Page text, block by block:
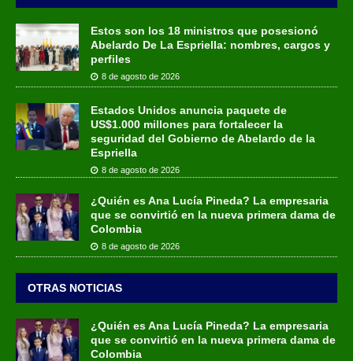
Estos son los 18 ministros que posesionó
Abelardo De La Espriella: nombres, cargos y
perfiles
8 de agosto de 2026
Estados Unidos anuncia paquete de
US$1.000 millones para fortalecer la
seguridad del Gobierno de Abelardo de la
Espriella
8 de agosto de 2026
¿Quién es Ana Lucía Pineda? La empresaria
que se convirtió en la nueva primera dama de
Colombia
8 de agosto de 2026
OTRAS NOTICIAS
¿Quién es Ana Lucía Pineda? La empresaria
que se convirtió en la nueva primera dama de
Colombia